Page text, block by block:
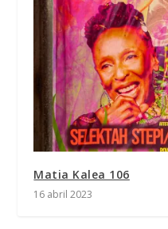
Matia Kalea 106
16 abril 2023